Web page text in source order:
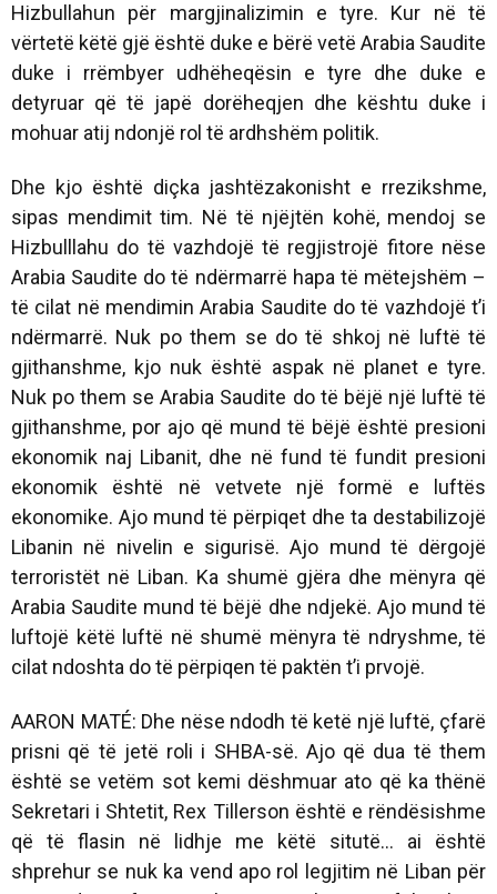
Hizbullahun për margjinalizimin e tyre. Kur në të
vërtetë këtë gjë është duke e bërë vetë Arabia Saudite
duke i rrëmbyer udhëheqësin e tyre dhe duke e
detyruar që të japë dorëheqjen dhe kështu duke i
mohuar atij ndonjë rol të ardhshëm politik.
Dhe kjo është diçka jashtëzakonisht e rrezikshme,
sipas mendimit tim. Në të njëjtën kohë, mendoj se
Hizbulllahu do të vazhdojë të regjistrojë fitore nëse
Arabia Saudite do të ndërmarrë hapa të mëtejshëm –
të cilat në mendimin Arabia Saudite do të vazhdojë t’i
ndërmarrë. Nuk po them se do të shkoj në luftë të
gjithanshme, kjo nuk është aspak në planet e tyre.
Nuk po them se Arabia Saudite do të bëjë një luftë të
gjithanshme, por ajo që mund të bëjë është presioni
ekonomik naj Libanit, dhe në fund të fundit presioni
ekonomik është në vetvete një formë e luftës
ekonomike. Ajo mund të përpiqet dhe ta destabilizojë
Libanin në nivelin e sigurisë. Ajo mund të dërgojë
terroristët në Liban. Ka shumë gjëra dhe mënyra që
Arabia Saudite mund të bëjë dhe ndjekë. Ajo mund të
luftojë këtë luftë në shumë mënyra të ndryshme, të
cilat ndoshta do të përpiqen të paktën t’i prvojë.
AARON MATÉ: Dhe nëse ndodh të ketë një luftë, çfarë
prisni që të jetë roli i SHBA-së. Ajo që dua të them
është se vetëm sot kemi dëshmuar ato që ka thënë
Sekretari i Shtetit, Rex Tillerson është e rëndësishme
që të flasin në lidhje me këtë situtë... ai është
shprehur se nuk ka vend apo rol legjitim në Liban për